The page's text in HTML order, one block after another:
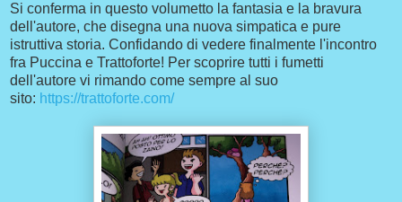
Si conferma in questo volumetto la fantasia e la bravura
dell'autore, che disegna una nuova simpatica e pure
istruttiva storia. Confidando di vedere finalmente l'incontro
fra Puccina e Trattoforte! Per scoprire tutti i fumetti
dell'autore vi rimando come sempre al suo
sito: https://trattoforte.com/